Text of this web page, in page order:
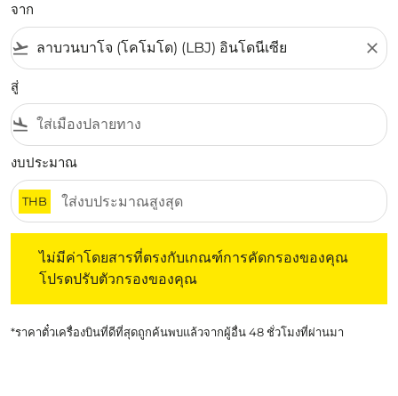
จาก
flight_takeoff close
สู่
flight_land
งบประมาณ
THB
ไม่มีค่าโดยสารที่ตรงกับเกณฑ์การคัดกรองของคุณ
โปรดปรับตัวกรองของคุณ
*ราคาตั๋วเครื่องบินที่ดีที่สุดถูกค้นพบแล้วจากผู้อื่น 48 ชั่วโมงที่ผ่านมา